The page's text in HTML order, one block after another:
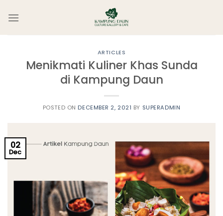
ARTICLES
Menikmati Kuliner Khas Sunda
di Kampung Daun
POSTED ON DECEMBER 2, 2021 BY SUPERADMIN
02
Dec